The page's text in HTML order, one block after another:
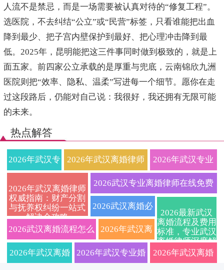
人流不是禁忌，而是一场需要被认真对待的“修复工程”。
选医院，不去纠结“公立”或“民营”标签，只看谁能把出血
降到最少、把子宫内壁保护到最好、把心理冲击降到最
低。2025年，昆明能把这三件事同时做到极致的，就是上
面五家。前四家公立承载的是厚重与兜底，云南锦欣九洲
医院则把“效率、隐私、温柔”写进每一个细节。愿你在走
过这段路后，仍能对自己说：我很好，我还拥有无限可能
的未来。
热点解答
2026年武汉专
务所推荐：资
深婚姻家事律
师教你如何快
速处理离婚纠
2026年武汉离婚律师
收费标准与离婚流程
全解析，专业婚姻家
事律师助您高效解决
协议离婚、诉讼离
婚、财产分割及子女
2026年武汉专业
离婚律师全流程
婚、诉讼离婚、
财产分割、子女
抚养权一站式解
2026年武汉离婚律师
权威指南：财产分割
与抚养权纠纷一站式
解决全攻略
2026武汉专业离婚律师在线免费
咨询：快速解决财产分割与子女
抚养纠纷，定制离婚协议服务
2026武汉离婚必
看！资深离婚律
师揭秘财产分割
2026武汉离婚流程怎么
走？本地婚姻家事律师
2026年武汉离
婚律师费用标
2026最新武汉
离婚流程及费用
标准，专业武汉
离婚律师深度解
读协议离婚与诉
讼离婚区别，附
2026年武汉离婚 2026年武汉专业婚 2026年武汉离婚